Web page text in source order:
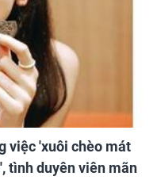
việc 'xuôi chèo mát
tình duyên viên mãn